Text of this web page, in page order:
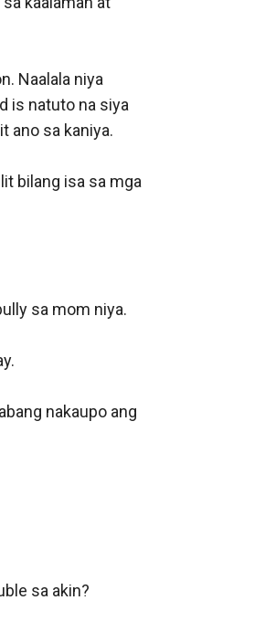
Naalala niya
is natuto na siya
ano sa kaniya.
bilang isa sa mga
sa mom niya.
nakaupo ang
sa akin?